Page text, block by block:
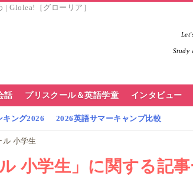
| Glolea!［グローリア］
Study
話 プリスクール＆英語学童 インタビュー
キング2026 2026英語サマーキャンプ比較
小学生
小学生」に関する記事